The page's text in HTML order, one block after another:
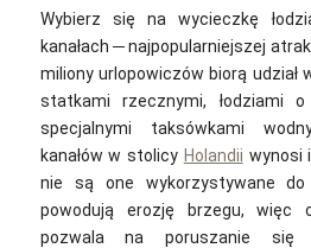
Wybierz się na wycieczkę
kanałach ─ najpopularniejszej
miliony urlopowiczów biorą udział
statkami rzecznymi, łodziami
specjalnymi taksówkami
kanałów w stolicy Holandii wynosi
nie są one wykorzystywane do
powodują erozję brzegu, więc
pozwala na poruszanie się